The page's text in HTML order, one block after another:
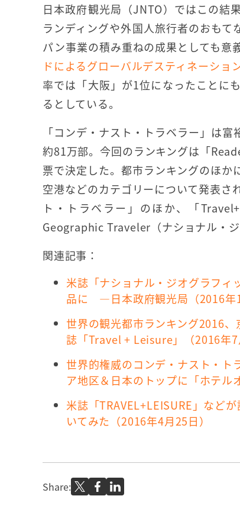
日本政府観光局（JNTO）ではこの結
ランディングや外国人旅行者のおも
パン事業の積み重ねの成果としても意
ドによるグローバルデスティネーショ
率では「大阪」が1位になったことに
るとしている。
「コンデ・ナスト・トラベラー」は
約81万部。今回のランキングは「
票で決定した。都市ランキングのほか
空港などのカテゴリーについて発表さ
ト・トラベラー」のほか、「
Geographic Traveler（ナショナル・
関連記事：
米誌「ナショナル・ジオグラフィ
品に ―日本政府観光局（2016年
世界の観光都市ランキング2016
誌「Travel + Leisure」（2016年7
世界的権威のコンデ・ナスト・ト
ア地区＆日本のトップに「ホテル
米誌「TRAVEL+LEISURE」など
いてみた（2016年4月25日）
Share: